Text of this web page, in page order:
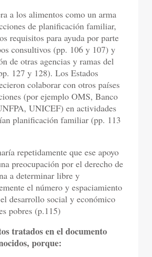
a los alimentos como un arma
de planificación familiar,
requisitos para ayuda por parte
consultivos (pp. 106 y 107) y
de otras agencias y ramas del
127 y 128). Los Estados
colaborar con otros países
(por ejemplo OMS, Banco
UNICEF) en actividades
planificación familiar (pp. 113
repetidamente que ese apoyo
preocupación por el derecho de
a determinar libre y
el número y espaciamiento
desarrollo social y económico
pobres (p.115)
tratados en el documento
porque: